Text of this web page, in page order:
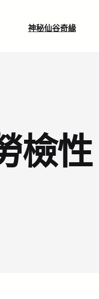
神秘仙谷奇緣
檢性